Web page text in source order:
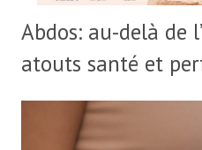
Abdos: au-delà de
atouts santé et